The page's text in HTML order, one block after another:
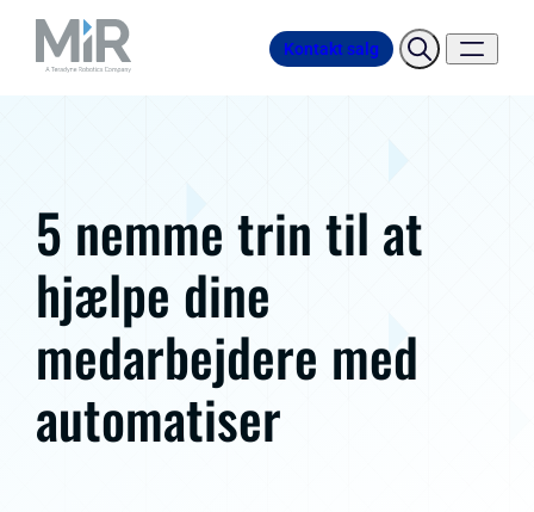
Kontakt salg
5 nemme trin til at
hjælpe dine
medarbejdere med
automatiser